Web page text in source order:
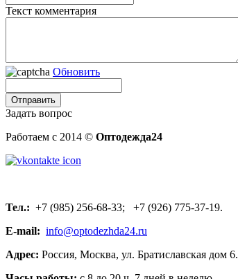
Текст комментария
Обновить
Задать вопрос
Работаем с 2014 © Оптодежда24
Тел.: +7 (985) 256-68-33; +7 (926) 775-37-19.
E-mail: info@optodezhda24.ru
Адрес: Россия, Москва, ул. Братиславская дом 6.